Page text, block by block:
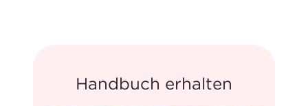
Handbuch erhalten